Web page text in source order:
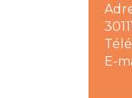
E-